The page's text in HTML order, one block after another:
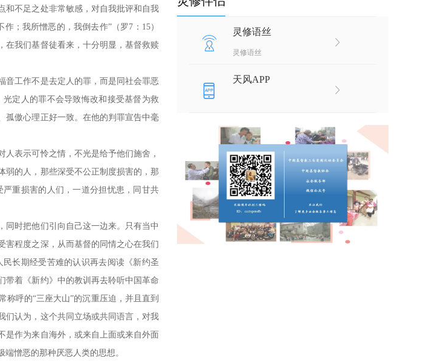
和不足之处非常敏感，对自我批评和自我
；我所憎恶的，我倒去作”（罗7：15）
在我们基督徒看来，十分明显，基督救赎
音工作不是去定人的罪，而是同社会罪恶
定人的罪不会导致悔改和接受基督为救
孤傲心理正好一致。在他的判罪宣告中毫
表示可怜之情，不光是给予他们施舍，
弱的人，那些深受不公正制度损害的，那
重损害的人们，一道分担忧患，同甘共
同时把他们引向自己这一边来。只有当中
害程度之深，从而基督的同情之心在我们
长期经受苦难的认识再去阅读《新约圣
带着《新约》中的教训再去聆听中国革命
呼的“三座大山”的沉重压迫，并且直到
们认为，这个共同立场或共同语言，对我
是作为来自海外，或来自上面或来自外面
憎恶的那种厌恶人类的思想。
灵修语丝
灵修语丝
天风APP